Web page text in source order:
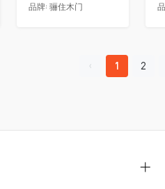
品牌: 骊住木门
1 2